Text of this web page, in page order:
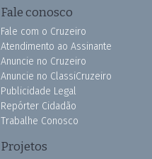
Fale conosco
Fale com o Cruzeiro
Atendimento ao Assinante
Anuncie no Cruzeiro
Anuncie no ClassiCruzeiro
Publicidade Legal
Repórter Cidadão
Trabalhe Conosco
Projetos